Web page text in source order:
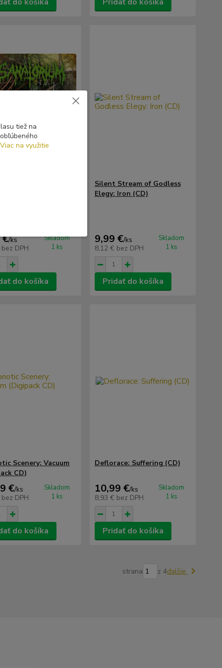
€/ks
bez DPH
Skladom
1 ks
do košíka
Silent Stream of Godless
Elegy: Iron (CD)
9,99 €/ks
8,12 € bez DPH
Skladom
1 ks
Pridať do košíka
Scenery: Vacuum
CD)
€/ks
bez DPH
Skladom
1 ks
do košíka
Deflorace: Suffering (CD)
10,99 €/ks
8,93 € bez DPH
Skladom
1 ks
Pridať do košíka
strana z 4ďalšie
tiež na
Viac na využitie